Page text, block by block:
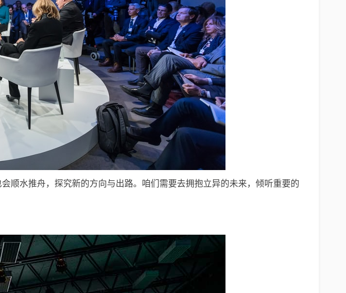
顺水推舟，探究新的方向与出路。咱们需要去拥抱立异的未来，倾听重要的